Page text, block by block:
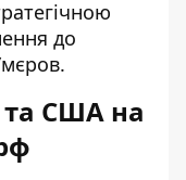
до
та США на